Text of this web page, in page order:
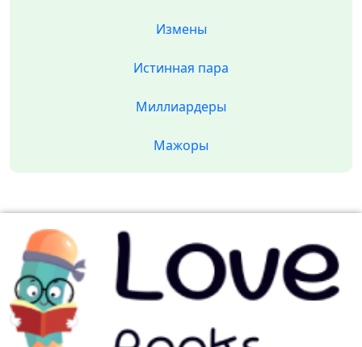
Измены
Истинная пара
Миллиардеры
Мажоры